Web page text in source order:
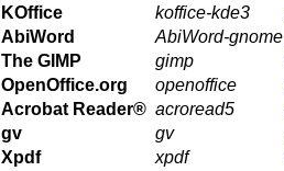
KOffice koffice-kde3
AbiWord AbiWord-gnome
The GIMP gimp
OpenOffice.org openoffice
Acrobat Reader® acroread5
gv gv
Xpdf xpdf